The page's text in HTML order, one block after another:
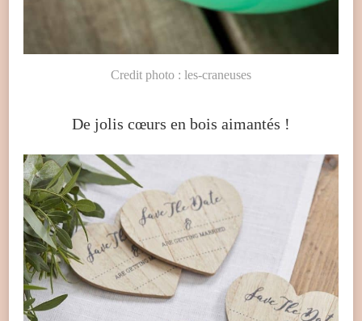
Credit photo : les-craneuses
De jolis cœurs en bois aimantés !